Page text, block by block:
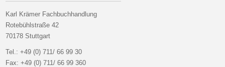
Karl Krämer Fachbuchhandlung
Rotebühlstraße 42
70178 Stuttgart
Tel.:+49 (0) 711/ 66 99 30
Fax: +49 (0) 711/ 66 99 360